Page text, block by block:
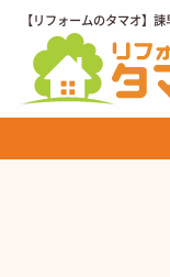
【リフォームのタマオ】